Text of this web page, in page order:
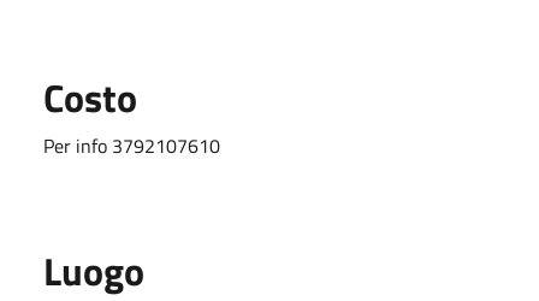
Costo
Per info 3792107610
Luogo